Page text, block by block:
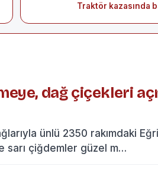
Traktör kazasında
dağ çiçekleri
ünlü 2350 rakımdaki
sarı çiğdemler güzel m…